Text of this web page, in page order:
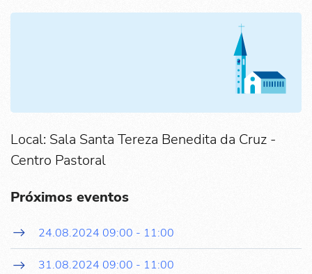
Local: Sala Santa Tereza Benedita da Cruz -
Centro Pastoral
Próximos eventos
24.08.2024 09:00 - 11:00
31.08.2024 09:00 - 11:00